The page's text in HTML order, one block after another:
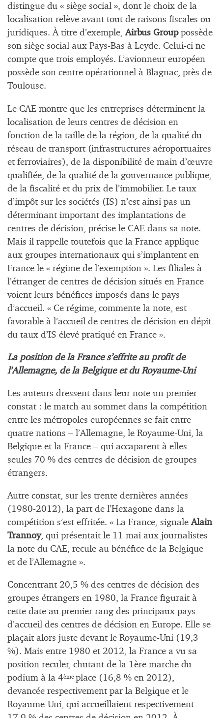
distingue du « siège social », dont le choix de la
localisation relève avant tout de raisons fiscales ou
juridiques. À titre d’exemple,Airbus Grouppossède
son siège social aux Pays-Bas à Leyde. Celui-ci ne
compte que trois employés. L’avionneur européen
possède son centre opérationnel à Blagnac, près de
Toulouse.
Le CAE montre que les entreprises déterminent la
localisation de leurs centres de décision en
fonction de la taille de la région, de la qualité du
réseau de transport (infrastructures aéroportuaires
et ferroviaires), de la disponibilité de main d’œuvre
qualifiée, de la qualité de la gouvernance publique,
de la fiscalité et du prix de l’immobilier. Le taux
d’impôt sur les sociétés (IS) n’est ainsi pas un
déterminant important des implantations de
centres de décision, précise le CAE dans sa note.
Mais il rappelle toutefois que la France applique
aux groupes internationaux qui s’implantent en
France le « régime de l’exemption ». Les filiales à
l’étranger de centres de décision situés en France
voient leurs bénéfices imposés dans le pays
d’accueil. « Ce régime, commente la note, est
favorable à l’accueil de centres de décision en dépit
du taux d’IS élevé pratiqué en France ».
La position de la France s’effrite au profit de
l’Allemagne, de la Belgique et du Royaume-Uni
Les auteurs dressent dans leur note un premier
constat : le match au sommet dans la compétition
entre les métropoles européennes se fait entre
quatre nations – l’Allemagne, le Royaume‐Uni, la
Belgique et la France – qui accaparent à elles
seules 70 % des centres de décision de groupes
étrangers.
Autre constat, sur les trente dernières années
(1980-2012), la part de l’Hexagone dans la
compétition s’est effritée. « La France, signaleAlain
Trannoy, qui présentait le 11 mai aux journalistes
la note du CAE, recule au bénéfice de la Belgique
et de l’Allemagne ».
Concentrant 20,5 % des centres de décision des
groupes étrangers en 1980, la France figurait à
cette date au premier rang des principaux pays
d’accueil des centres de décision en Europe. Elle se
plaçait alors juste devant le Royaume-Uni (19,3
%). Mais entre 1980 et 2012, la France a vu sa
position reculer, chutant de la 1ère marche du
podium à la 4ème place (16,8 % en 2012),
devancée respectivement par la Belgique et le
Royaume-Uni, qui accueillaient respectivement